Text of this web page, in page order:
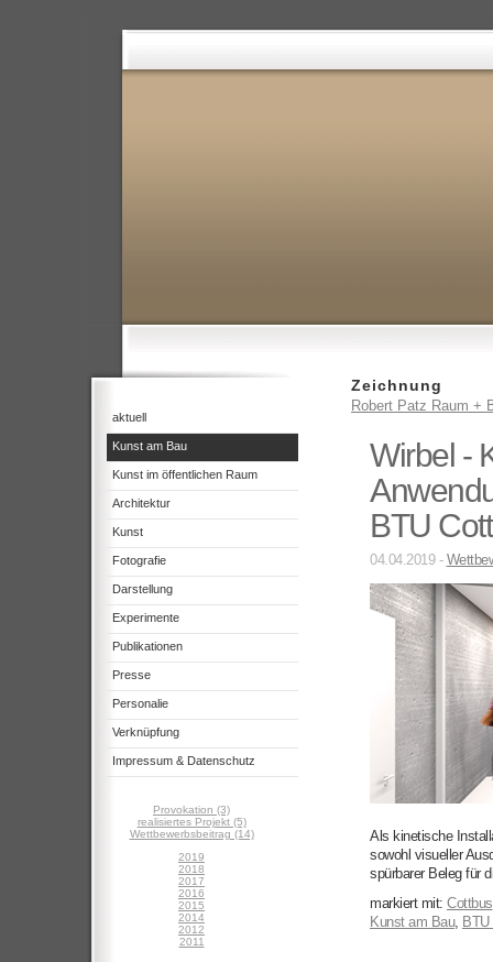
aktuell
Kunst am Bau
Kunst im öffentlichen Raum
Architektur
Kunst
Fotografie
Darstellung
Experimente
Publikationen
Presse
Personalie
Verknüpfung
Impressum & Datenschutz
Provokation (3)
realisiertes Projekt (5)
Wettbewerbsbeitrag (14)
2019
2018
2017
2016
2015
2014
2012
2011
Zeichnung
Robert Patz Raum +
Wirbel -
BTU
04.04.2019 -
Als kinetische
sowohl visueller
spürbarer Beleg für
markiert mit: Cottbus
Kunst am Bau,